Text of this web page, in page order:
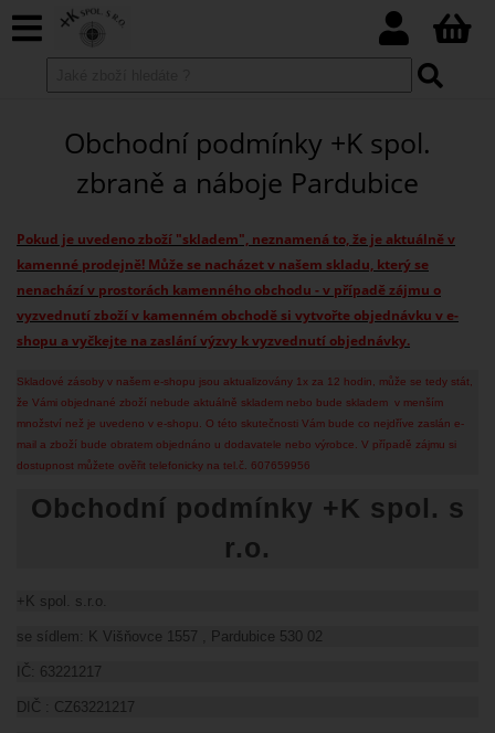
Obchodní podmínky +K spol.
zbraně a náboje Pardubice
Pokud je uvedeno zboží "skladem", neznamená to, že je aktuálně v
kamenné prodejně! Může se nacházet v našem skladu, který se
nenachází v prostorách kamenného obchodu - v případě zájmu o
vyzvednutí zboží v kamenném obchodě si vytvořte objednávku v e-
shopu a vyčkejte na zaslání výzvy k vyzvednutí objednávky.
Skladové zásoby v našem e-shopu jsou aktualizovány 1x za 12 hodin, může se tedy stát,
že Vámi objednané zboží nebude aktuálně skladem nebo bude skladem v menším
množství než je uvedeno v e-shopu. O této skutečnosti Vám bude co nejdříve zaslán e-
mail a zboží bude obratem objednáno u dodavatele nebo výrobce. V případě zájmu si
dostupnost můžete ověřit telefonicky na tel.č. 607659956
Obchodní podmínky +K spol. s
r.o.
+K spol. s.r.o.
se sídlem: K Višňovce 1557 , Pardubice 530 02
IČ: 63221217
DIČ : CZ63221217